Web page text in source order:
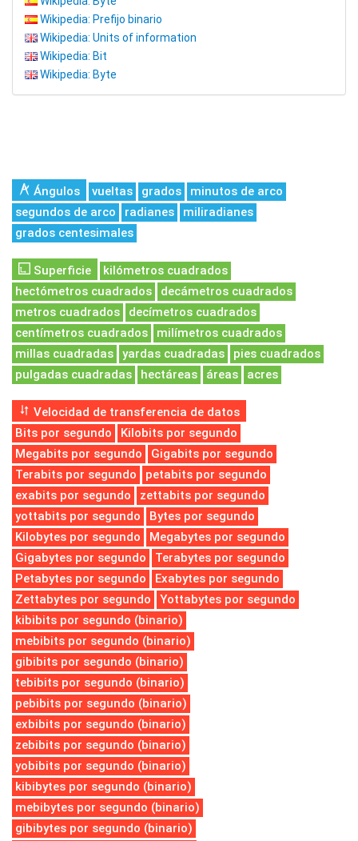
Wikipedia: Prefijo binario
Wikipedia: Units of information
Wikipedia: Bit
Wikipedia: Byte
Ángulos vueltas grados
minutos de arco
segundos de arco
radianes
miliradianes
grados centesimales
Superficie
kilómetros cuadrados
hectómetros cuadrados
decámetros cuadrados
metros cuadrados
decímetros cuadrados
centímetros cuadrados
milímetros cuadrados
millas cuadradas
yardas cuadradas
pies cuadrados
pulgadas cuadradas
hectáreas áreas acres
Velocidad de transferencia de datos
Bits por segundo
Kilobits por segundo
Megabits por segundo
Gigabits por segundo
Terabits por segundo
petabits por segundo
exabits por segundo
zettabits por segundo
yottabits por segundo
Bytes por segundo
Kilobytes por segundo
Megabytes por segundo
Gigabytes por segundo
Terabytes por segundo
Petabytes por segundo
Exabytes por segundo
Zettabytes por segundo
Yottabytes por segundo
kibibits por segundo (binario)
mebibits por segundo (binario)
gibibits por segundo (binario)
tebibits por segundo (binario)
pebibits por segundo (binario)
exbibits por segundo (binario)
zebibits por segundo (binario)
yobibits por segundo (binario)
kibibytes por segundo (binario)
mebibytes por segundo (binario)
gibibytes por segundo (binario)